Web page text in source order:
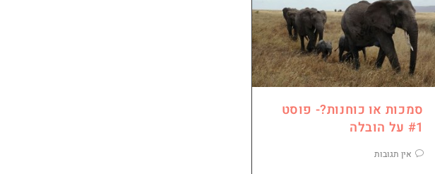
סמכות או כוחנות?- פוסט
#1 על הובלה
אין תגובות